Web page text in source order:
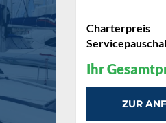
Charterpreis
Ihr
ZUR